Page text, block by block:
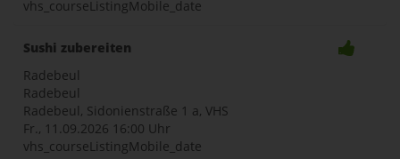
vhs_courseListingMobile_date
Sushi zubereiten
Radebeul
Radebeul
Radebeul, Sidonienstraße 1 a, VHS
Fr., 11.09.2026 16:00 Uhr
vhs_courseListingMobile_date